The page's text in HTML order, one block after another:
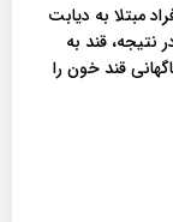
مبتلا به دیابت
قند به
قند خون را